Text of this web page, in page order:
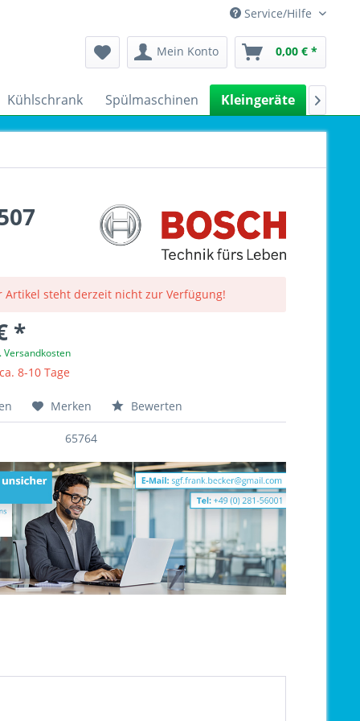
Service/Hilfe
Mein Konto 0,00 € *
Kühlschrank Spülmaschinen Kleingeräte Sale

Artikel steht derzeit nicht zur Verfügung!
*
Versandkosten
8-10 Tage
Merken Bewerten
65764